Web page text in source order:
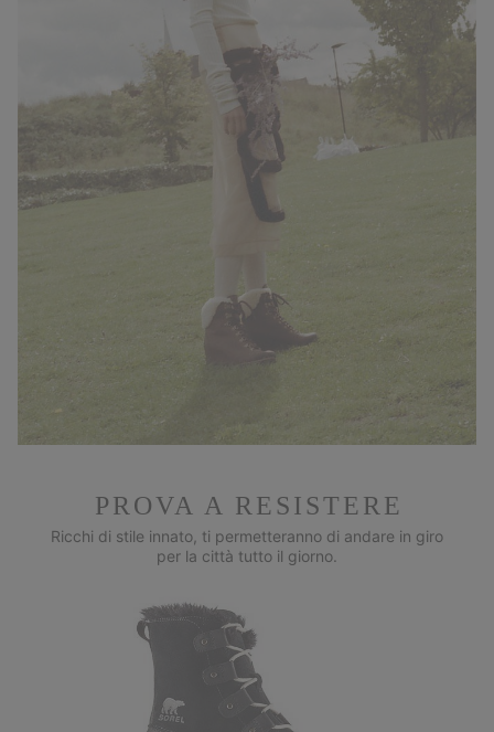
PROVA A RESISTERE
Ricchi di stile innato, ti permetteranno di andare in giro
per la città tutto il giorno.